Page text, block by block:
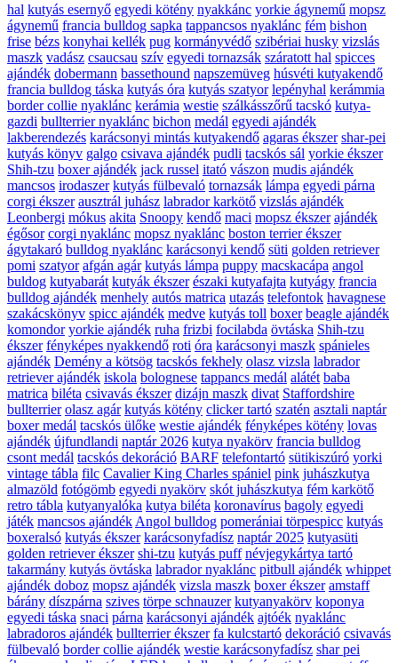
hal kutyás esernyő egyedi kötény nyakkánc yorkie ágynemű mopsz
ágynemű francia bulldog sapka tappancsos nyaklánc fém bishon
frise bézs konyhai kellék pug kormányvédő szibériai husky vizslás
maszk vadász csaucsau szív egyedi tornazsák száratott hal spicces
ajándék dobermann bassethound napszemüveg húsvéti kutyakendő
francia bulldog táska kutyás óra kutyás szatyor lepényhal kerámmia
border collie nyaklánc kerámia westie szálkásszőrű tacskó kutya-
gazdi bullterrier nyaklánc bichon medál egyedi ajándék
lakberendezés karácsonyi mintás kutyakendő agaras ékszer shar-pei
kutyás könyv galgo csivava ajándék pudli tacskós sál yorkie ékszer
Shih-tzu boxer ajándék jack russel itató vászon mudis ajándék
mancsos irodaszer kutyás fülbevaló tornazsák lámpa egyedi párna
corgi ékszer ausztrál juhász labrador karkötő vizslás ajándék
Leonbergi mókus akita Snoopy kendő maci mopsz ékszer ajándék
égősor corgi nyaklánc mopsz nyaklánc boston terrier ékszer
ágytakaró bulldog nyaklánc karácsonyi kendő süti golden retriever
pomi szatyor afgán agár kutyás lámpa puppy macskacápa angol
buldog kutyabarát kutyák ékszer északi kutyafajta kutyágy francia
bulldog ajándék menhely autós matrica utazás telefontok havagnese
szakácskönyv spicc ajándék medve kutyás toll boxer beagle ajándék
komondor yorkie ajándék ruha frizbi focilabda övtáska Shih-tzu
ékszer fényképes nyakkendő roti óra karácsonyi maszk spánieles
ajándék Demény a kötsög tacskós fekhely olasz vizsla labrador
retriever ajándék iskola bolognese tappancs medál alátét baba
matrica biléta csivavás ékszer dizájn maszk divat Staffordshire
bullterrier olasz agár kutyás kötény clicker tartó szatén asztali naptár
boxer medál tacskós ülőke westie ajándék fényképes kötény lovas
ajándék újfundlandi naptár 2026 kutya nyakörv francia bulldog
csont medál tacskós dekoráció BARF telefontartó sütikiszúró yorki
vintage tábla filc Cavalier King Charles spániel pink juhászkutya
almazöld fotógömb egyedi nyakörv skót juhászkutya fém karkötő
retro tábla kutyanyalóka kutya biléta koronavírus bagoly egyedi
játék mancsos ajándék Angol bulldog pomerániai törpespicc kutyás
boxeralsó kutyás ékszer karácsonyfadísz naptár 2025 kutyasüti
golden retriever ékszer shi-tzu kutyás puff névjegykártya tartó
takarmány kutyás övtáska labrador nyaklánc pitbull ajándék whippet
ajándék doboz mopsz ajándék vizsla maszk boxer ékszer amstaff
bárány díszpárna szives törpe schnauzer kutyanyakörv koponya
egyedi táska snaci párna karácsonyi ajándék ajtóék nyaklánc
labradoros ajándék bullterrier ékszer fa kulcstartó dekoráció csivavás
fülbevaló border collie ajándék westie karácsonyfadísz shar pei